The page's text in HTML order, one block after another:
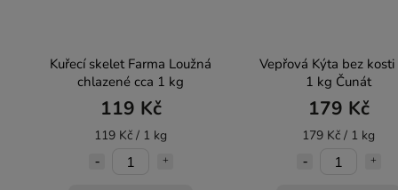
Kuřecí skelet Farma Loužná
chlazené cca 1 kg
119 Kč
119 Kč / 1 kg
Vepřová Kýta bez kosti
1 kg Čunát
179 Kč
179 Kč / 1 kg